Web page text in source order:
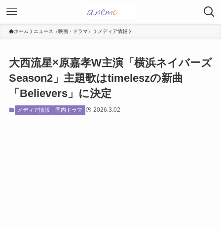
ホーム ニュース（映画・ドラマ） メディア情報
大西流星×原嘉孝W主演「横浜ネイバーズ
Season2」主題歌はtimeleszの新曲
「Believers」に決定
メディア情報 国内ドラマ 2026.3.02